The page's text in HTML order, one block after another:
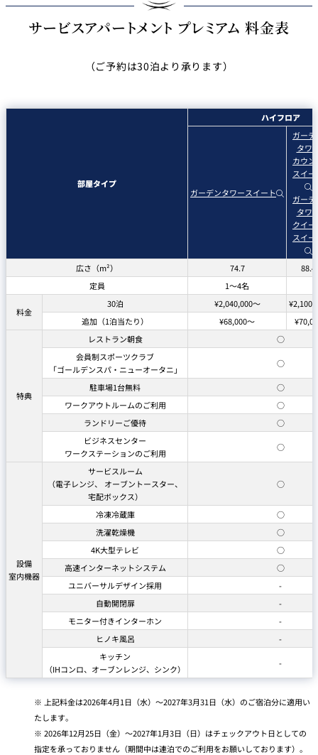
サービスアパートメント プレミアム 料金表
（ご予約は30泊より承ります）
部屋タイプ
ハイフロア
ガーデンタワースイート
ガーデ
タワ
カウン
スイー
ガーデ
タワ
クイー
スイー
広さ（m²） 74.7
88.4
定員
1～4名
料金
30泊 ¥2,040,000～
追加（1泊当たり）
¥68,000～
特典
レストラン朝食
○
会員制スポーツクラブ
「ゴールデンスパ・ニューオータニ」
○
駐車場1台無料
○
ワークアウトルームのご利用
○
ランドリーご優待
○
ビジネスセンター
ワークステーションのご利用
○
設備
室内機器
サービスルーム
（電子レンジ、 オーブントースター、
宅配ボックス）
○
冷凍冷蔵庫
○
洗濯乾燥機
○
4K大型テレビ
○
高速インターネットシステム
○
ユニバーサルデザイン採用
-
自動開閉扉
-
モニター付きインターホン
-
ヒノキ風呂
-
キッチン
（IHコンロ、オーブンレンジ、シンク）
-
上記料金は2026年4月1日（水）～2027年3月31日（水）のご宿泊分に適用い
たします。
2026年12月25日（金）～2027年1月3日（日）はチェックアウト日としての
指定を承っておりません（期間中は連泊でのご利用をお願いしております）。